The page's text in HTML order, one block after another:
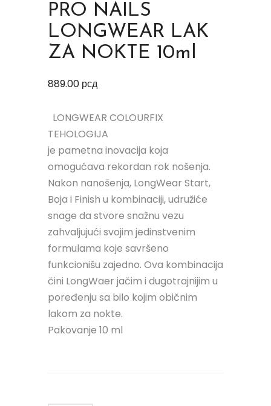
PRO NAILS
LONGWEAR LAK
ZA NOKTE 10ml
889.00 рсд
LONGWEAR COLOURFIX
TEHOLOGIJA
je pametna inovacija koja
omogućava rekordan rok nošenja.
Nakon nanošenja, LongWear Start,
Boja i Finish u kombinaciji, udružiće
snage da stvore snažnu vezu
zahvaljujući svojim jedinstvenim
formulama koje savršeno
funkcionišu zajedno. Ova kombinacija
čini LongWaer jačim i dugotrajnijim u
poređenju sa bilo kojim običnim
lakom za nokte.
Pakovanje 10 ml